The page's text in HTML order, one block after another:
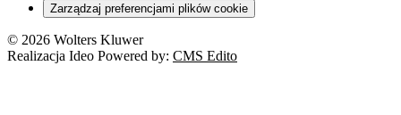
Zarządzaj preferencjami plików cookie
© 2026 Wolters Kluwer
Realizacja Ideo Powered by: CMS Edito